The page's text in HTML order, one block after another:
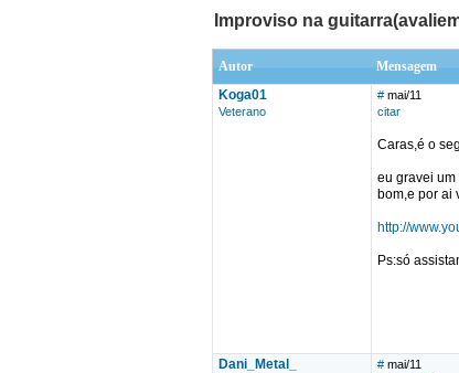
Improviso na
Autor
Mensagem
Koga01
Veterano
# mai/11
citar
Caras,é o
eu gravei um
bom,e por ai
http://
Ps:só
Dani_Metal_ # mai/11